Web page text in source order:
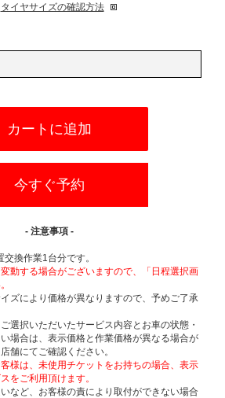
タイヤサイズの確認方法
カートに追加
今すぐ予約
- 注意事項 -
換作業1台分です。
動する場合がございますので、「日程選択画
ズにより価格が異なりますので、予めご了承
選択いただいたサービス内容とお車の状態・
場合は、表示価格と作業価格が異なる場合が
舗にてご確認ください。
様は、未使用チケットをお持ちの場合、表示
をご利用頂けます。
など、お客様の責により取付ができない場合